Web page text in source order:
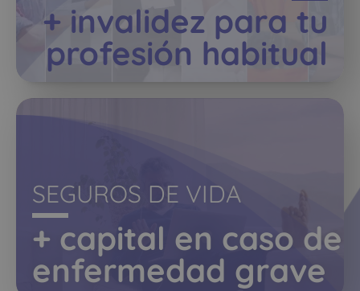
+ invalidez para tu
profesión habitual
SEGUROS DE VIDA
+ capital en caso de
enfermedad grave